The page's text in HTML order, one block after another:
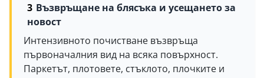
Възвръщане на блясъка и усещането за
новост
Интензивното почистване възвръща
първоначалния вид на всяка повърхност.
Паркетът, плотовете, стъклото, плочките и